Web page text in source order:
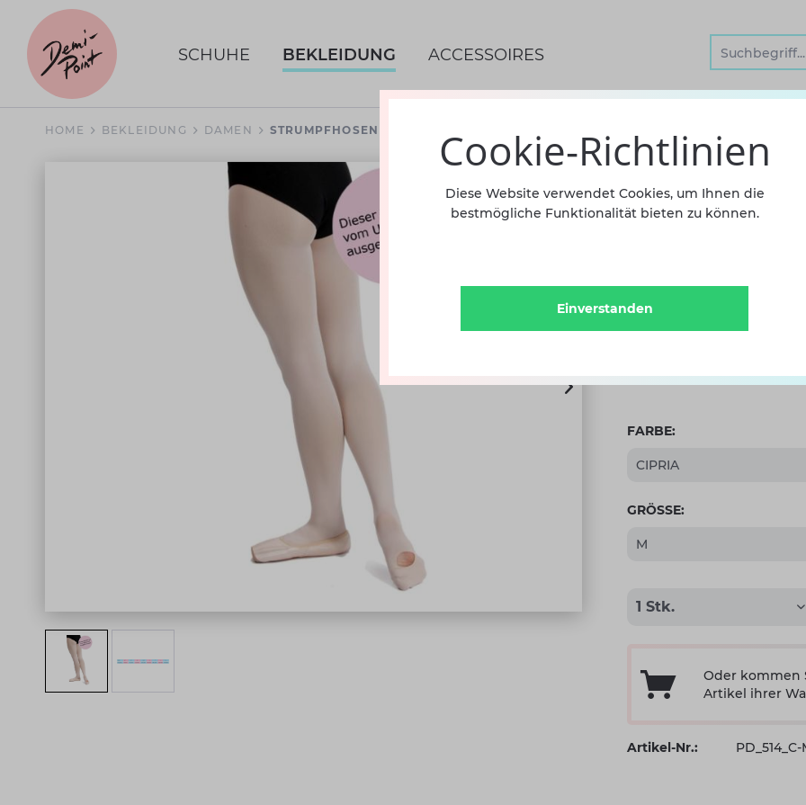
SCHUHE BEKLEIDUNG ACCESSOIRES
HOME BEKLEIDUNG DAMEN STRUMPFHOSEN
11,90 €
Oups! Bin leider nicht
FARBE:
GRÖSSE:
Oder kommen
Artikel ihrer
Artikel-Nr.:
Cookie-Richtlinien
Diese Website verwendet Cookies, um Ihnen die
bestmögliche Funktionalität bieten zu können.
Einverstanden